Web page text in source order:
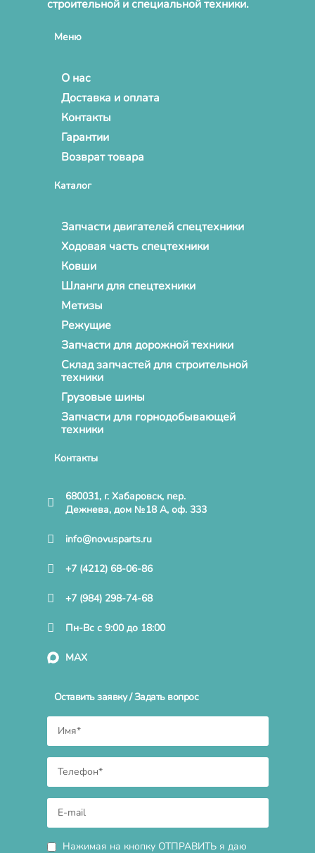
строительной и специальной техники.
Меню
О нас
Доставка и оплата
Контакты
Гарантии
Возврат товара
Каталог
Запчасти двигателей спецтехники
Ходовая часть спецтехники
Ковши
Шланги для спецтехники
Метизы
Режущие
Запчасти для дорожной техники
Склад запчастей для строительной
техники
Грузовые шины
Запчасти для горнодобывающей
техники
Контакты
680031, г. Хабаровск, пер.
Дежнева, дом №18 А, оф. 333
info@novusparts.ru
+7 (4212) 68-06-86
+7 (984) 298-74-68
Пн-Вс с 9:00 до 18:00
MAX
Оставить заявку / Задать вопрос
Нажимая на кнопку ОТПРАВИТЬ я даю